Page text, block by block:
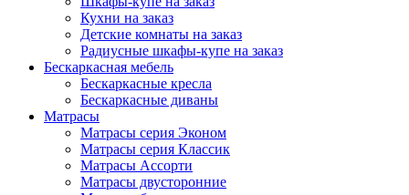
Кухни на заказ
Детские комнаты на заказ
Радиусные шкафы-купе на заказ
Бескаркасная мебель
Бескаркасные кресла
Бескаркасные диваны
Матрасы
Матрасы серия Эконом
Матрасы серия Классик
Матрасы Ассорти
Матрасы двусторонние